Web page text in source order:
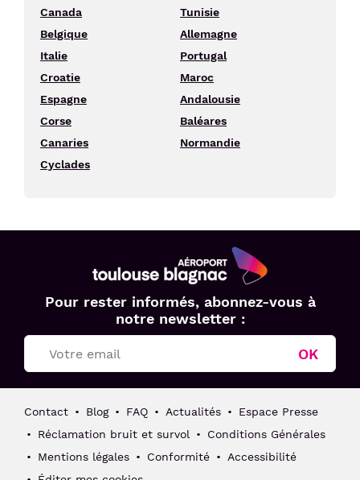
Canada
Tunisie
Belgique
Allemagne
Italie
Portugal
Croatie
Maroc
Espagne
Andalousie
Corse
Baléares
Canaries
Normandie
Cyclades
Aéroport
Toulouse
Blagnac
Pour rester informés, abonnez-vous à
notre newsletter :
OK
Contact Blog FAQ Actualités
Espace Presse
Réclamation bruit et survol
Conditions Générales
Mentions légales
Conformité
Accessibilité